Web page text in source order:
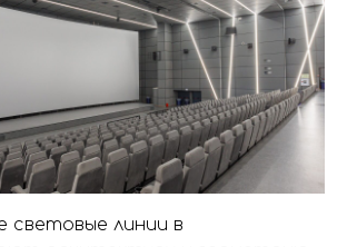
световые линии в